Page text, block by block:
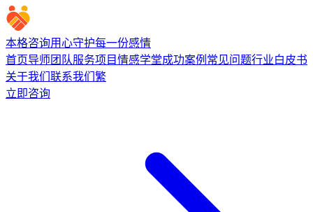
本格咨询用心守护每一份感情
首页导师团队服务项目情感学堂成功案例 常见问题行业白皮书
关于我们联系我们繁
立即咨询